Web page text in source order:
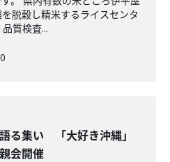
脱穀し精米するライスセンタ
質検査...
る集い 「大好き沖縄」
会開催